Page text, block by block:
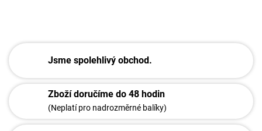
Jsme spolehlivý obchod.
Zboží doručíme do 48 hodin
(Neplatí pro nadrozměrné balíky)